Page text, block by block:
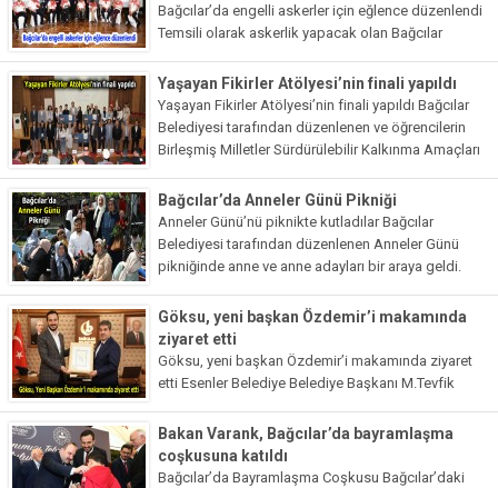
Bağcılar’da engelli askerler için eğlence düzenlendi
Temsili olarak askerlik yapacak olan Bağcılar
kursiyerleri, kendileri için düzenlenen ve aralarında
ünlü isimlerin de bulunduğu programda doyasıya
eğlendi....
Yaşayan Fikirler Atölyesi’nin finali yapıldı
Yaşayan Fikirler Atölyesi’nin finali yapıldı Bağcılar
Belediyesi tarafından düzenlenen ve öğrencilerin
Birleşmiş Milletler Sürdürülebilir Kalkınma Amaçları
‘Yaşayan Fikirler Atölyesi’nin finali yapıldı. Heyecanlı
anların yaşandığı programda...
Bağcılar’da Anneler Günü Pikniği
Anneler Günü’nü piknikte kutladılar Bağcılar
Belediyesi tarafından düzenlenen Anneler Günü
pikniğinde anne ve anne adayları bir araya geldi.
gönüllerince doyasıya eğlendi. Anneler Günü
sebebiyle...
Göksu, yeni başkan Özdemir’i makamında
ziyaret etti
Göksu, yeni başkan Özdemir’i makamında ziyaret
etti Esenler Belediye Belediye Başkanı M.Tevfik
Özdemir’i makamında ziyaret ederek başarılar
diledi. Bağcılar Belediye Başkanı Lokman
Çağırıcı’nın sağlık sorunları...
Bakan Varank, Bağcılar’da bayramlaşma
coşkusuna katıldı
Bağcılar’da Bayramlaşma Coşkusu Bağcılar’daki